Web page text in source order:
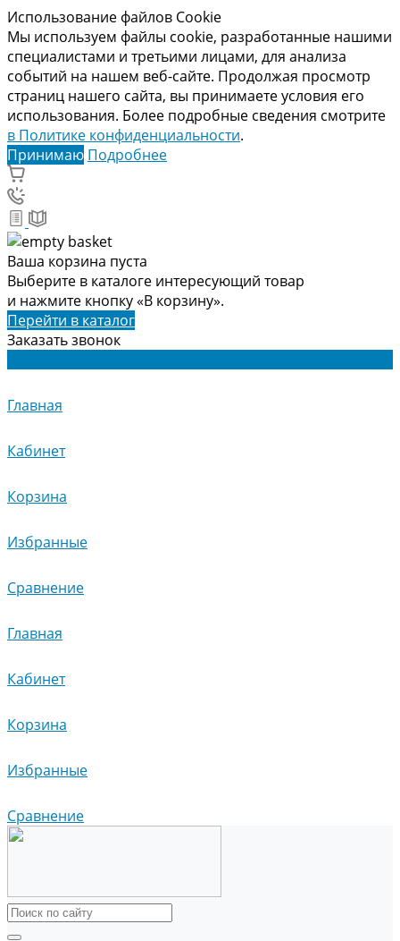
Использование файлов Cookie
Мы используем файлы cookie, разработанные нашими
специалистами и третьими лицами, для анализа
событий на нашем веб-сайте. Продолжая просмотр
страниц нашего сайта, вы принимаете условия его
использования. Более подробные сведения смотрите
в Политике конфиденциальности.
Принимаю Подробнее
Ваша корзина пуста
Выберите в каталоге интересующий товар
и нажмите кнопку «В корзину».
Перейти в каталог
Заказать звонок
Главная
Кабинет
Корзина
Избранные
Сравнение
Главная
Кабинет
Корзина
Избранные
Сравнение